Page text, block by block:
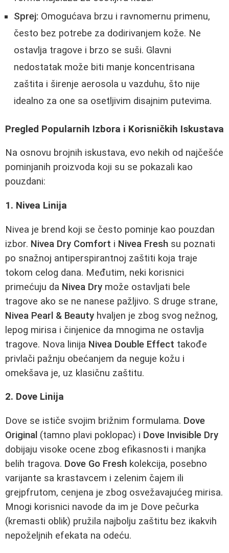
Sprej: Omogućava brzu i ravnomernu primenu,
često bez potrebe za dodirivanjem kože. Ne
ostavlja tragove i brzo se suši. Glavni
nedostatak može biti manje koncentrisana
zaštita i širenje aerosola u vazduhu, što nije
idealno za one sa osetljivim disajnim putevima.
Pregled Popularnih Izbora i Korisničkih Iskustava
Na osnovu brojnih iskustava, evo nekih od najčešće
pominjanih proizvoda koji su se pokazali kao
pouzdani:
1. Nivea Linija
Nivea je brend koji se često pominje kao pouzdan
izbor. Nivea Dry Comfort i Nivea Fresh su poznati
po snažnoj antiperspirantnoj zaštiti koja traje
tokom celog dana. Međutim, neki korisnici
primećuju da Nivea Dry može ostavljati bele
tragove ako se ne nanese pažljivo. S druge strane,
Nivea Pearl & Beauty hvaljen je zbog svog nežnog,
lepog mirisa i činjenice da mnogima ne ostavlja
tragove. Nova linija Nivea Double Effect takođe
privlači pažnju obećanjem da neguje kožu i
omekšava je, uz klasičnu zaštitu.
2. Dove Linija
Dove se ističe svojim brižnim formulama. Dove
Original (tamno plavi poklopac) i Dove Invisible Dry
dobijaju visoke ocene zbog efikasnosti i manjka
belih tragova. Dove Go Fresh kolekcija, posebno
varijante sa krastavcem i zelenim čajem ili
grejpfrutom, cenjena je zbog osvežavajućeg mirisa.
Mnogi korisnici navode da im je Dove pečurka
(kremasti oblik) pružila najbolju zaštitu bez ikakvih
nepoželjnih efekata na odeću.